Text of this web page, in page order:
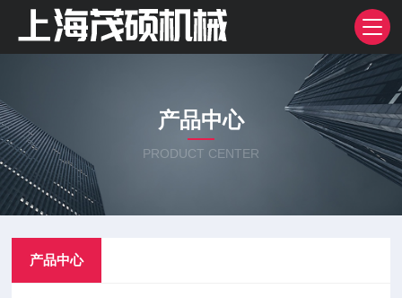
产品中心
PRODUCT CENTER
产品中心